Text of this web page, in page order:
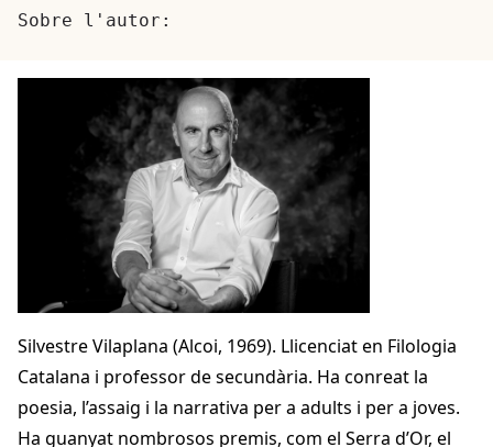
Sobre l'autor:
Silvestre Vilaplana (Alcoi, 1969). Llicenciat en Filologia
Catalana i professor de secundària. Ha conreat la
poesia, l’assaig i la narrativa per a adults i per a joves.
Ha guanyat nombrosos premis, com el Serra d’Or, el